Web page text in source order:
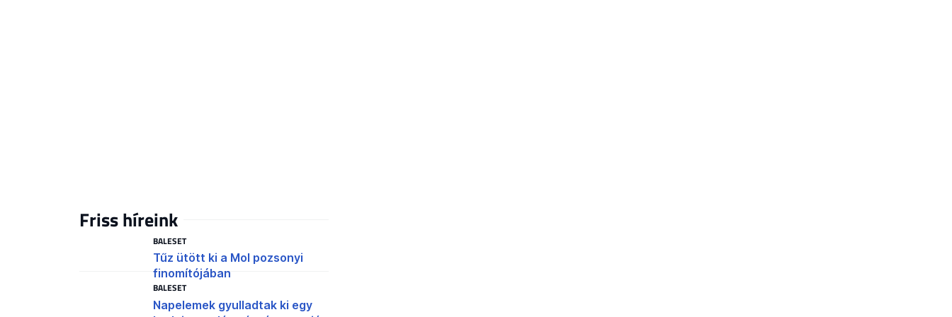
Friss híreink
BALESET
Tűz ütött ki a Mol pozsonyi
finomítójában
BALESET
Napelemek gyulladtak ki egy